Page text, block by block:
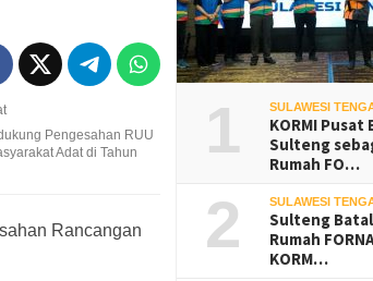
Pengesahan RUU
Adat di Tahun
Rancangan
1 SULAWESI
KORMI Pusat
Sulteng
Rumah FO…
2 SULAWESI
Sulteng
Rumah
KORM…